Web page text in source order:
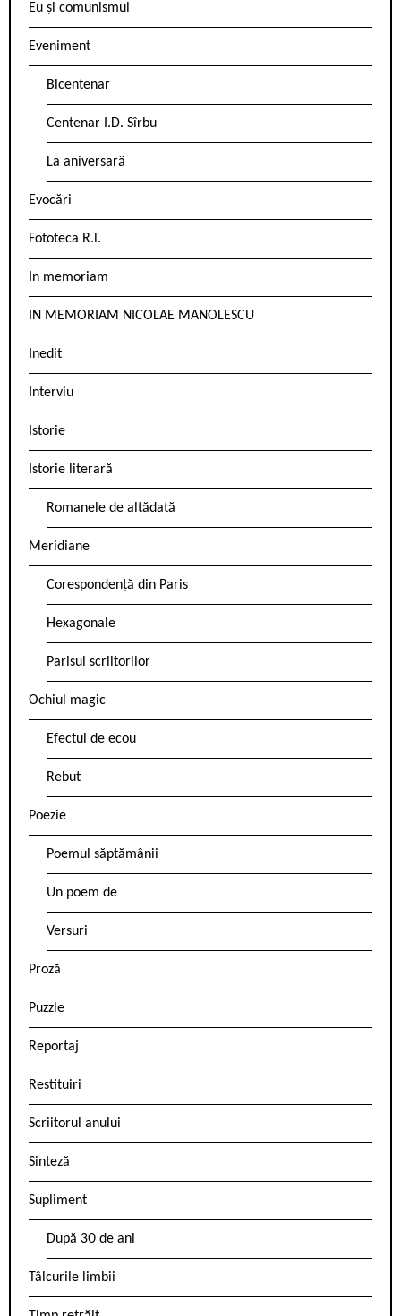
Eu și comunismul
Eveniment
Bicentenar
Centenar I.D. Sîrbu
La aniversară
Evocări
Fototeca R.l.
In memoriam
IN MEMORIAM NICOLAE MANOLESCU
Inedit
Interviu
Istorie
Istorie literară
Romanele de altădată
Meridiane
Corespondență din Paris
Hexagonale
Parisul scriitorilor
Ochiul magic
Efectul de ecou
Rebut
Poezie
Poemul săptămânii
Un poem de
Versuri
Proză
Puzzle
Reportaj
Restituiri
Scriitorul anului
Sinteză
Supliment
După 30 de ani
Tâlcurile limbii